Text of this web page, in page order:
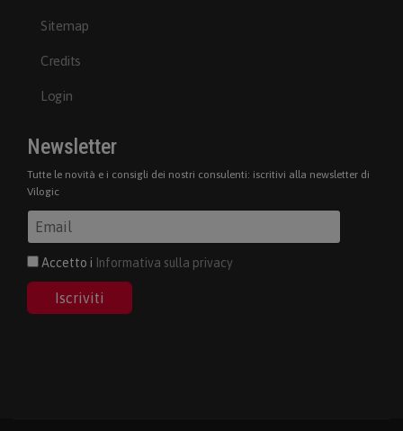
Sitemap
Credits
Login
Newsletter
Tutte le novità e i consigli dei nostri consulenti: iscritivi alla newsletter di
Vilogic
Accetto i Informativa sulla privacy
Iscriviti